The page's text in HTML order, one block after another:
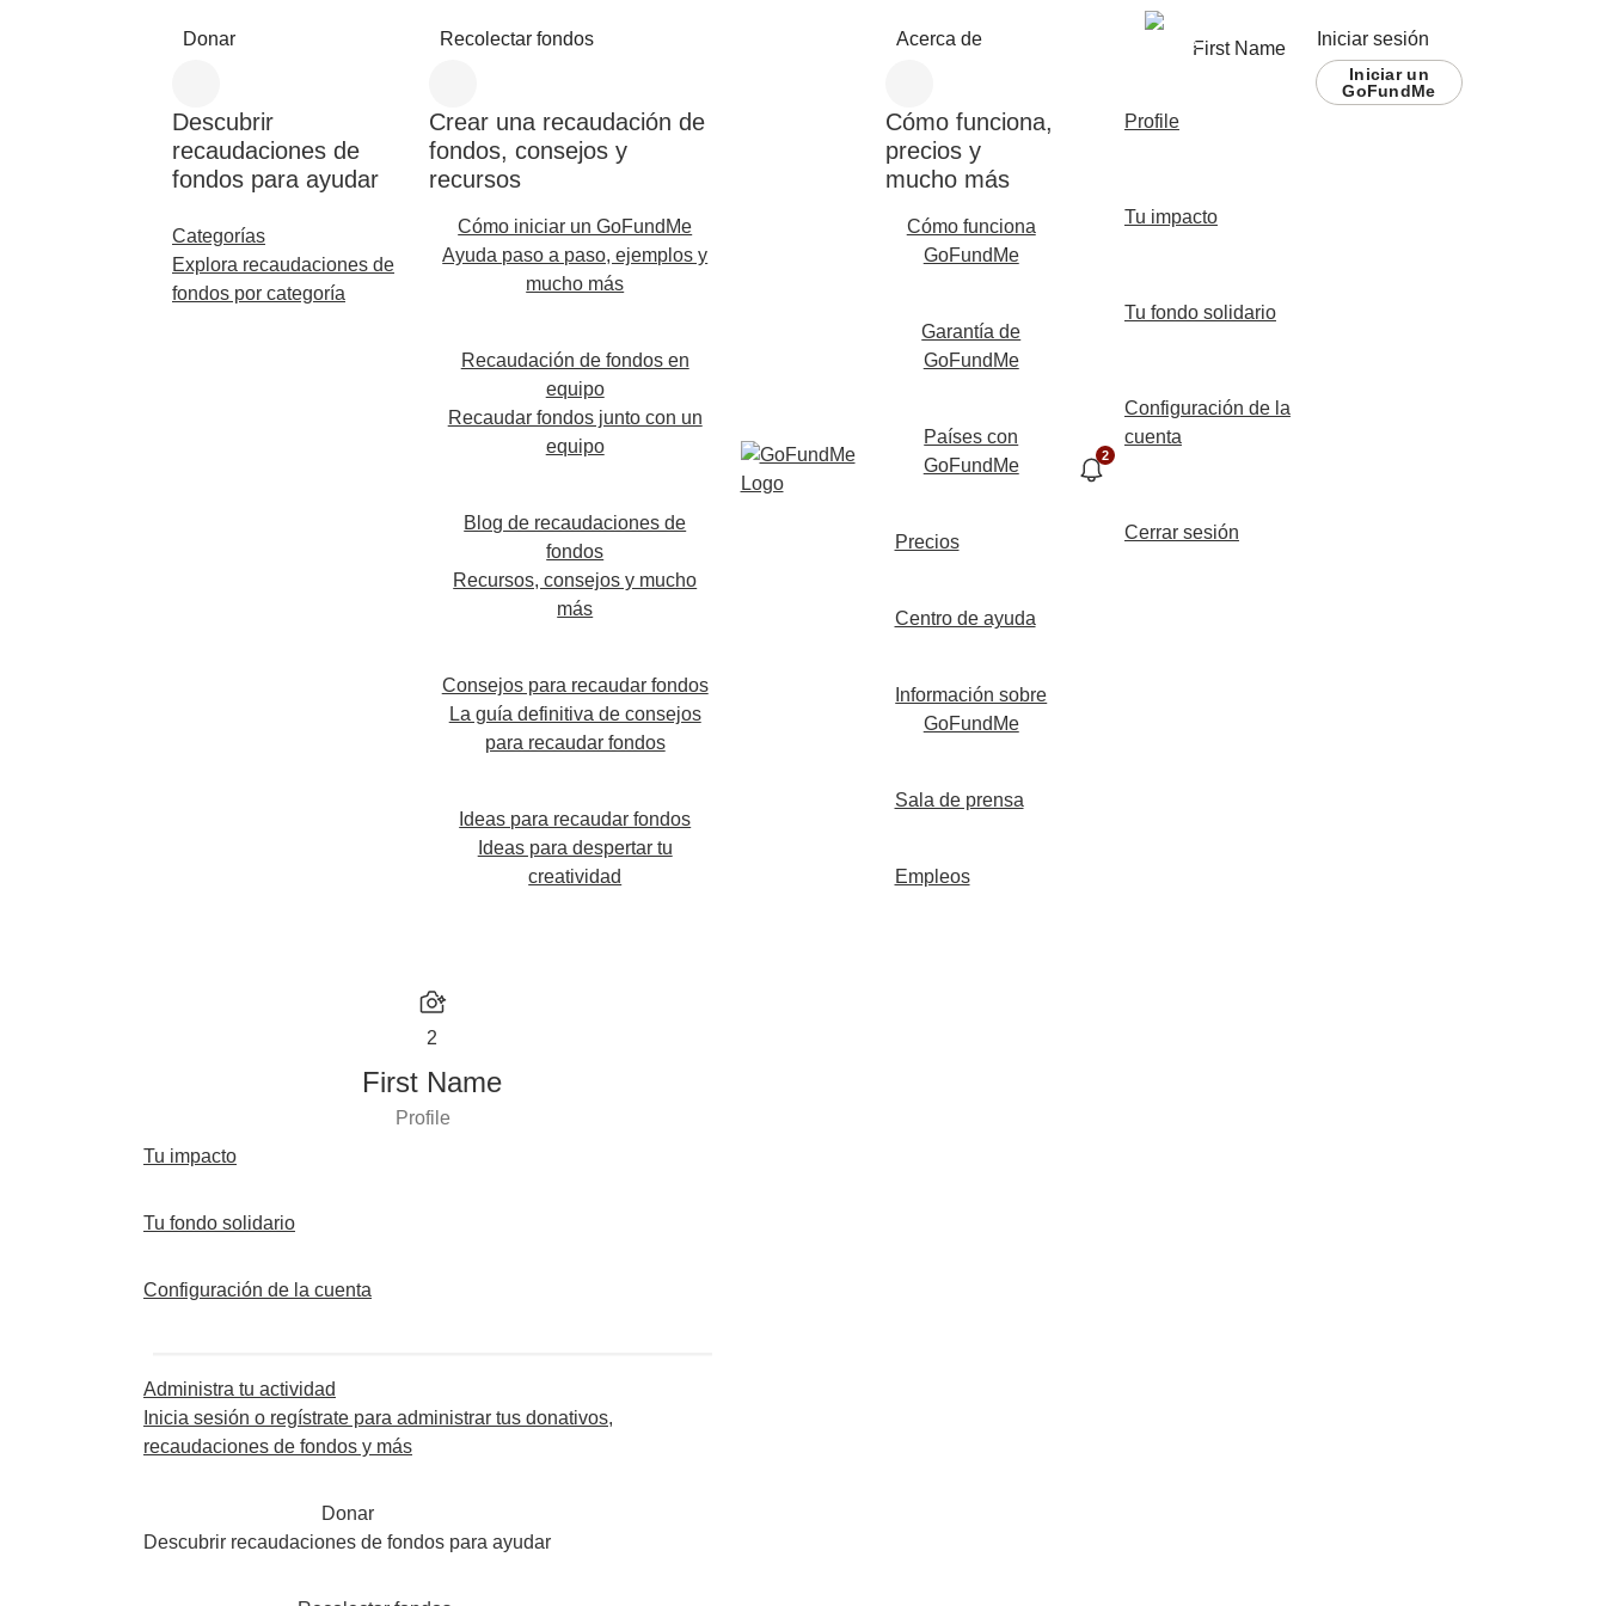
Donar
Descubrir
recaudaciones de
fondos para ayudar
Categorías
Explora recaudaciones de
fondos por categoría
Recolectar fondos
Crear una recaudación de
fondos, consejos y
recursos
Cómo iniciar un GoFundMe
Ayuda paso a paso, ejemplos y
mucho más
Recaudación de fondos en
equipo
Recaudar fondos junto con un
equipo
Blog de recaudaciones de
fondos
Recursos, consejos y mucho
más
Consejos para recaudar fondos
La guía definitiva de consejos
para recaudar fondos
Ideas para recaudar fondos
Ideas para despertar tu
creatividad
Acerca de
Cómo funciona,
precios y
mucho más
Cómo funciona
GoFundMe
Garantía de
GoFundMe
Países con
GoFundMe
Precios
Centro de ayuda
Información sobre
GoFundMe
Sala de prensa
Empleos
2
First Name
Profile
Tu impacto
Tu fondo solidario
Configuración de la
cuenta
Cerrar sesión
Iniciar sesión
Iniciar un
GoFundMe
2
First Name
Profile
Tu impacto
Tu fondo solidario
Configuración de la cuenta
Administra tu actividad
Inicia sesión o regístrate para administrar tus donativos,
recaudaciones de fondos y más
Donar
Descubrir recaudaciones de fondos para ayudar